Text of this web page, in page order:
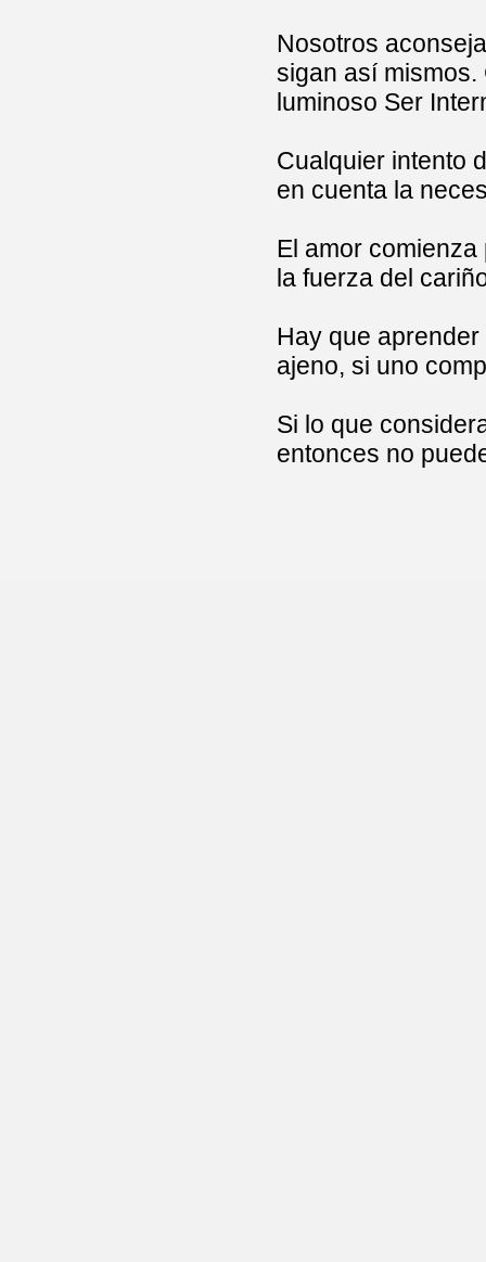
Nosotros
sigan así
luminoso Ser
Cualquier intento
en cuenta la
El amor
la fuerza del
Hay que
ajeno, si uno
Si lo que
entonces no